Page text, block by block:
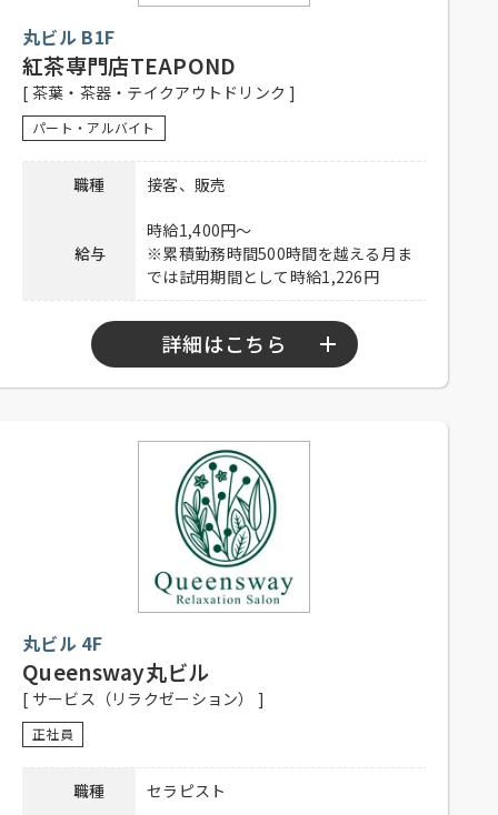
応募資格
シフト制
1日4時間以上、週2日以上勤務可能な
方
高校生不可、主婦歓迎、フリーター
歓迎、経験者優遇、未経験者可、土
社員登用有り、昇給有り、賞与有り、
社保完備、制服貸与、社内割引有
り、交通費全額支給
応募方法
電話連絡後、履歴書持参のうえ、ご
連絡先 03-5860-3695 担当：江幡
丸ビル B1F
紅茶専門店TEAPOND
[ 茶葉・茶器・テイクアウトドリンク ]
パート・アルバイト
職種 接客、販売
給与
時給1,400円～
※累積勤務時間500時間を越える月ま
では試用期間として時給1,226円
詳細はこちら
シフト制、1日8時間、週5日程度勤務
可能な方、高校生不可、未経験者可
社員登用有り、昇給有り、社保完
備、制服貸与、社内割引有り、交通
費一部支給（上限1,000円／日）
応募方法
履歴書のデータ（jpgまたはpdf）を
履歴書をご郵送ください。
住所：〒135-0021 東京都江東区白河
1-3-13-101
連絡先
03-6240-3411 担当：TEAPOND採
用担当
丸ビル 4F
Queensway丸ビル
[ サービス（リラクゼーション） ]
正社員
職種 セラピスト